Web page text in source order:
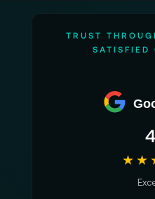
TRUST
SATISFIED